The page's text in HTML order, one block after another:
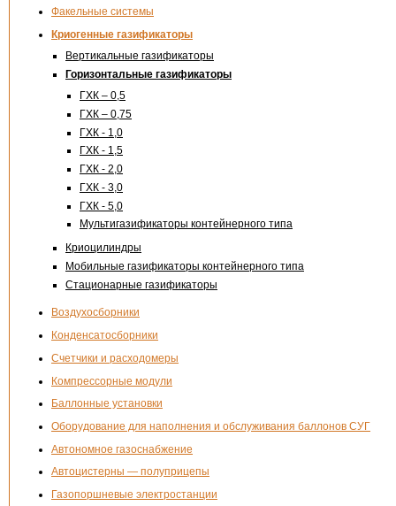
Факельные системы
Криогенные газификаторы
Вертикальные газификаторы
Горизонтальные газификаторы
ГХК – 0,5
ГХК – 0,75
ГХК - 1,0
ГХК - 1,5
ГХК - 2,0
ГХК - 3,0
ГХК - 5,0
Мультигазификаторы контейнерного типа
Криоцилиндры
Мобильные газификаторы контейнерного типа
Стационарные газификаторы
Воздухосборники
Конденсатосборники
Счетчики и расходомеры
Компрессорные модули
Баллонные установки
Оборудование для наполнения и обслуживания баллонов СУГ
Автономное газоснабжение
Автоцистерны — полуприцепы
Газопоршневые электростанции